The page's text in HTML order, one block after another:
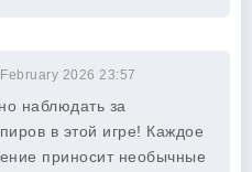
2026 23:57
наблюдать за
в этой игре! Каждое
приносит необычные